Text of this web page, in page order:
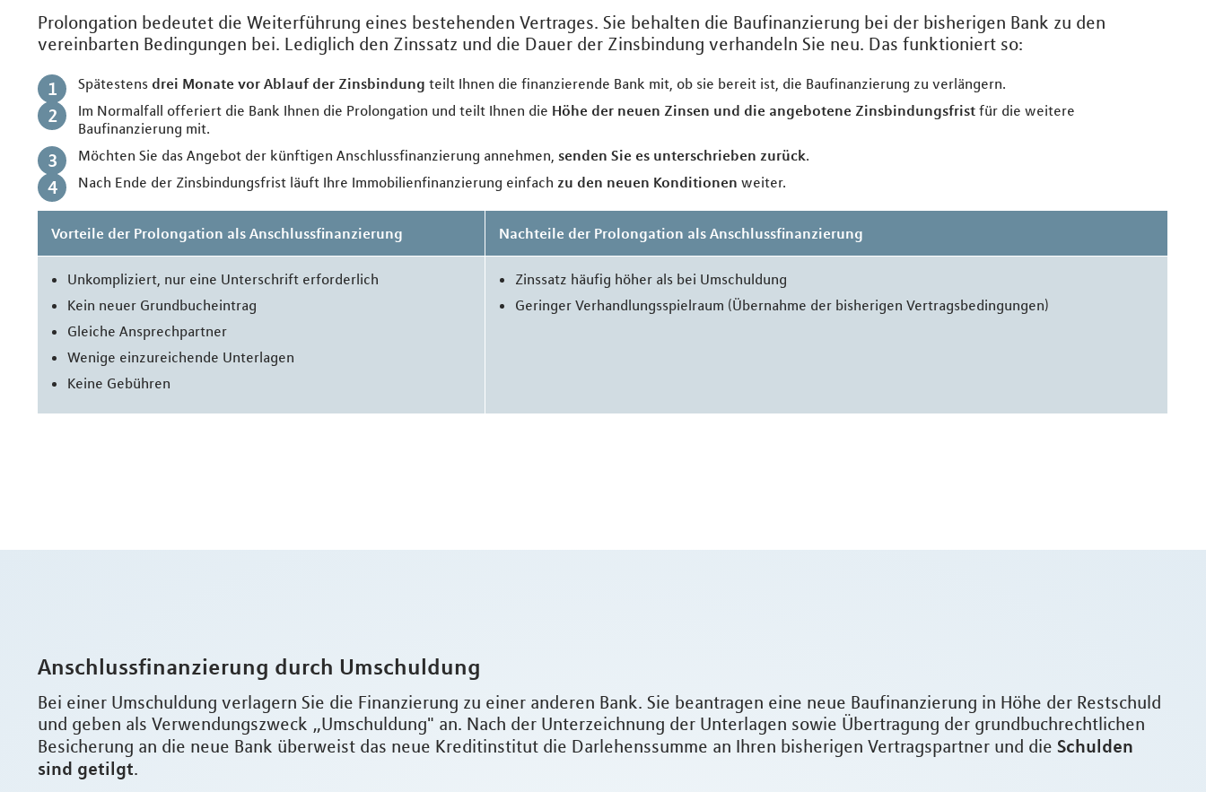
Prolongation bedeutet die Weiterführung eines bestehenden Vertrages. Sie behalten die Baufinanzierung bei der bisherigen Bank zu den
vereinbarten Bedingungen bei. Lediglich den Zinssatz und die Dauer der Zinsbindung verhandeln Sie neu. Das funktioniert so:
Spätestens drei Monate vor Ablauf der Zinsbindung teilt Ihnen die finanzierende Bank mit, ob sie bereit ist, die Baufinanzierung zu verlängern.
Im Normalfall offeriert die Bank Ihnen die Prolongation und teilt Ihnen die Höhe der neuen Zinsen und die angebotene Zinsbindungsfrist für die weitere
Baufinanzierung mit.
Möchten Sie das Angebot der künftigen Anschlussfinanzierung annehmen, senden Sie es unterschrieben zurück.
Nach Ende der Zinsbindungsfrist läuft Ihre Immobilienfinanzierung einfach zu den neuen Konditionen weiter.
Vorteile der Prolongation als Anschlussfinanzierung Nachteile der Prolongation als Anschlussfinanzierung
Unkompliziert, nur eine Unterschrift erforderlich
Kein neuer Grundbucheintrag
Gleiche Ansprechpartner
Wenige einzureichende Unterlagen
Keine Gebühren
Zinssatz häufig höher als bei Umschuldung
Geringer Verhandlungsspielraum (Übernahme der bisherigen Vertragsbedingungen)
Anschlussfinanzierung durch Umschuldung
Bei einer Umschuldung verlagern Sie die Finanzierung zu einer anderen Bank. Sie beantragen eine neue Baufinanzierung in Höhe der Restschuld
und geben als Verwendungszweck „Umschuldung" an. Nach der Unterzeichnung der Unterlagen sowie Übertragung der grundbuchrechtlichen
Besicherung an die neue Bank überweist das neue Kreditinstitut die Darlehenssumme an Ihren bisherigen Vertragspartner und die Schulden
sind getilgt.